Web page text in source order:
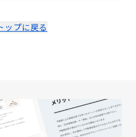
ップに戻る